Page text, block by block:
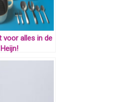
voor alles in de